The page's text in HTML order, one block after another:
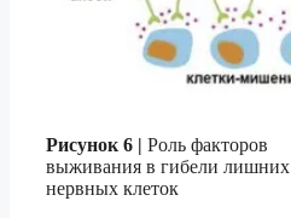
Рисунок 6 |
Роль факторов
выживания в гибели лишних
нервных клеток